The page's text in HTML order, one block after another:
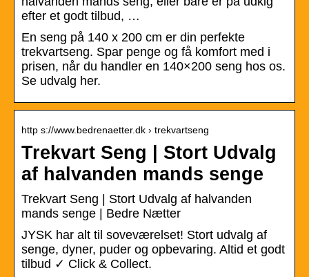
efter et godt tilbud, …
En seng på 140 x 200 cm er din perfekte
trekvartseng. Spar penge og få komfort med i
prisen, når du handler en 140×200 seng hos os.
Se udvalg her.
http s://www.bedrenaetter.dk › trekvartseng
Trekvart Seng | Stort Udvalg
af halvanden mands senge
Trekvart Seng | Stort Udvalg af halvanden
mands senge | Bedre Nætter
JYSK har alt til soveværelset! Stort udvalg af
senge, dyner, puder og opbevaring. Altid et godt
tilbud ✓ Click & Collect.